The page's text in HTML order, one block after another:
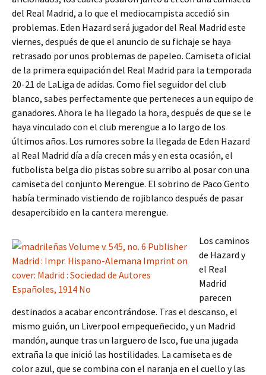
del Real Madrid, a lo que el mediocampista accedió sin
problemas. Eden Hazard será jugador del Real Madrid este
viernes, después de que el anuncio de su fichaje se haya
retrasado por unos problemas de papeleo. Camiseta oficial
de la primera equipación del Real Madrid para la temporada
20-21 de LaLiga de adidas. Como fiel seguidor del club
blanco, sabes perfectamente que perteneces a un equipo de
ganadores. Ahora le ha llegado la hora, después de que se le
haya vinculado con el club merengue a lo largo de los
últimos años. Los rumores sobre la llegada de Eden Hazard
al Real Madrid día a día crecen más y en esta ocasión, el
futbolista belga dio pistas sobre su arribo al posar con una
camiseta del conjunto Merengue. El sobrino de Paco Gento
había terminado vistiendo de rojiblanco después de pasar
desapercibido en la cantera merengue.
Los caminos
de Hazard y
el Real
Madrid
parecen
destinados a acabar encontrándose. Tras el descanso, el
mismo guión, un Liverpool empequeñecido, y un Madrid
mandón, aunque tras un larguero de Isco, fue una jugada
extraña la que inició las hostilidades. La camiseta es de
color azul, que se combina con el naranja en el cuello y las